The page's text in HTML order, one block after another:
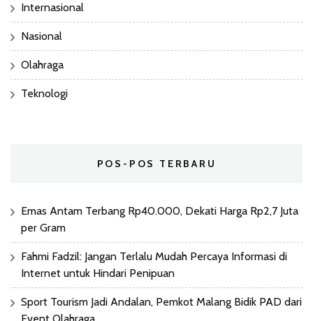
Internasional
Nasional
Olahraga
Teknologi
POS-POS TERBARU
Emas Antam Terbang Rp40.000, Dekati Harga Rp2,7 Juta
per Gram
Fahmi Fadzil: Jangan Terlalu Mudah Percaya Informasi di
Internet untuk Hindari Penipuan
Sport Tourism Jadi Andalan, Pemkot Malang Bidik PAD dari